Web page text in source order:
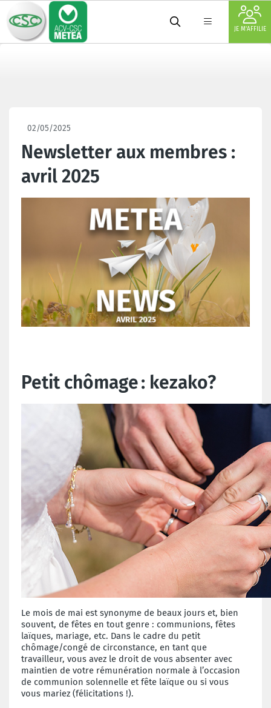
JE M'AFFILIE
02/05/2025
Newsletter aux membres :
avril 2025
Petit chômage: kezako?
Le mois de mai est synonyme de beaux jours et, bien
souvent, de fêtes en tout genre : communions, fêtes
laïques, mariage, etc. Dans le cadre du petit
chômage/congé de circonstance, en tant que
travailleur, vous avez le droit de vous absenter avec
maintien de votre rémunération normale à l’occasion
de communion solennelle et fête laïque ou si vous
vous mariez (félicitations !).